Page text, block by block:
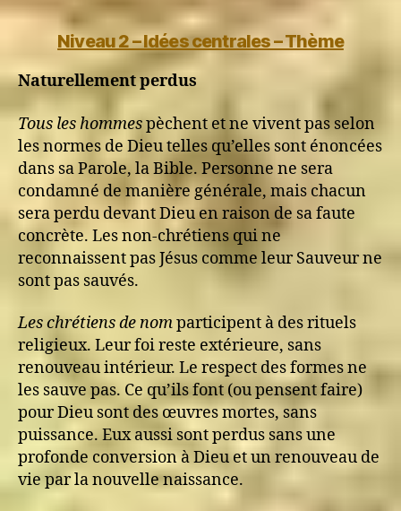
Niveau 2 – Idées centrales – Thème
Naturellement perdus
Tous les hommespèchent et ne vivent pas selon
les normes de Dieu telles qu’elles sont énoncées
dans sa Parole, la Bible. Personne ne sera
condamné de manière générale, mais chacun
sera perdu devant Dieu en raison de sa faute
concrète. Les non-chrétiens qui ne
reconnaissent pas Jésus comme leur Sauveur ne
sont pas sauvés.
Les chrétiens de nomparticipent à des rituels
religieux. Leur foi reste extérieure, sans
renouveau intérieur. Le respect des formes ne
les sauve pas. Ce qu’ils font (ou pensent faire)
pour Dieu sont des œuvres mortes, sans
puissance. Eux aussi sont perdus sans une
profonde conversion à Dieu et un renouveau de
vie par la nouvelle naissance.